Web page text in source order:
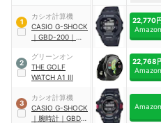
1
カシオ計算機
CASIO G-SHOCK
｜ GBD-200 ｜
22,770
Amazon
2
グリーンオン
THE GOLF
WATCH A1 Ⅲ
22,768
Amazon
3
カシオ計算機
CASIO G-SHOCK
｜ 腕時計 ｜ GBD-
Amazon